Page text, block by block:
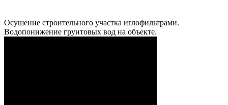
Осушение строительного участка иглофильтрами.
Водопонижение грунтовых вод на объекте.